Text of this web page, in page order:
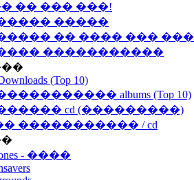
�� ��� ���!
�����
�� ���� ���
�����������
(Top 10)
albums (Top 10)
cd (���������)
����������� / cd
- ����